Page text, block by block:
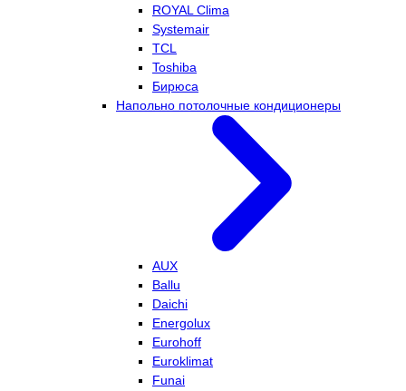
ROYAL Clima
Systemair
TCL
Toshiba
Бирюса
Напольно потолочные кондиционеры
AUX
Ballu
Daichi
Energolux
Eurohoff
Euroklimat
Funai